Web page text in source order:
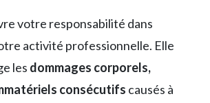
votre responsabilité dans
activité professionnelle. Elle
les dommages corporels,
consécutifs causés à